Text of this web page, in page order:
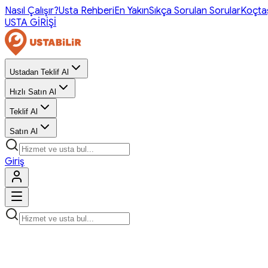
Nasıl Çalışır?Usta RehberiEn YakınSıkça Sorulan Sorular
USTA GİRİŞİ
Ustadan Teklif Al
Hızlı Satın Al
Teklif Al
Satın Al
Giriş